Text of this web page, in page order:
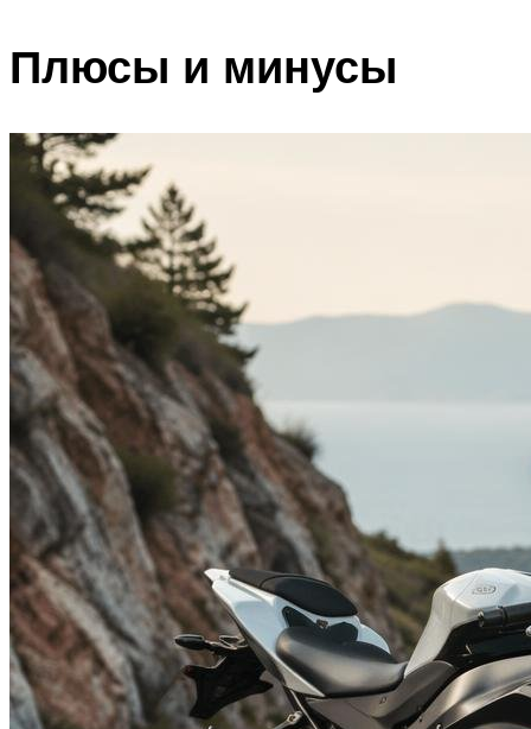
Плюсы и минусы